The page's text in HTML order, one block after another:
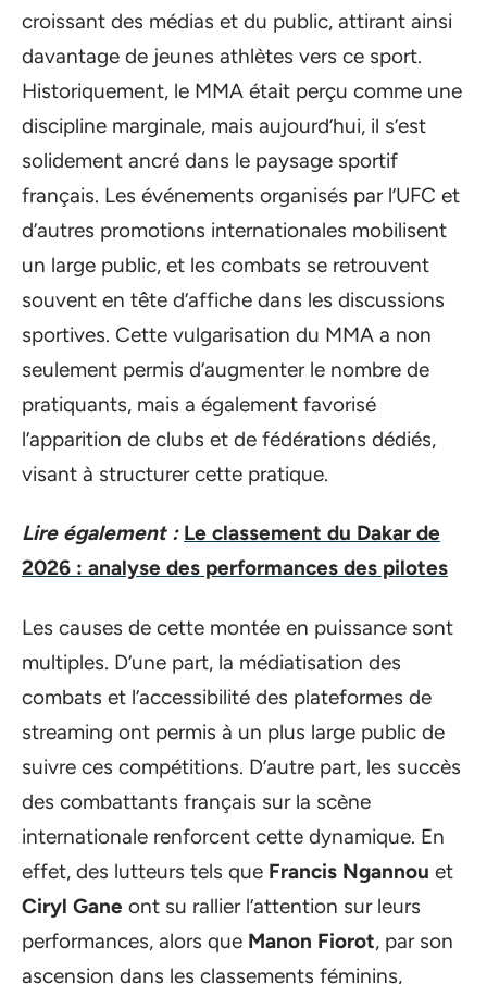
croissant des médias et du public, attirant ainsi
davantage de jeunes athlètes vers ce sport.
Historiquement, le MMA était perçu comme une
discipline marginale, mais aujourd’hui, il s’est
solidement ancré dans le paysage sportif
français. Les événements organisés par l’UFC et
d’autres promotions internationales mobilisent
un large public, et les combats se retrouvent
souvent en tête d’affiche dans les discussions
sportives. Cette vulgarisation du MMA a non
seulement permis d’augmenter le nombre de
pratiquants, mais a également favorisé
l’apparition de clubs et de fédérations dédiés,
visant à structurer cette pratique.
Lire également : Le classement du Dakar de
2026 : analyse des performances des pilotes
Les causes de cette montée en puissance sont
multiples. D’une part, la médiatisation des
combats et l’accessibilité des plateformes de
streaming ont permis à un plus large public de
suivre ces compétitions. D’autre part, les succès
des combattants français sur la scène
internationale renforcent cette dynamique. En
effet, des lutteurs tels que Francis Ngannou et
Ciryl Gane ont su rallier l’attention sur leurs
performances, alors que Manon Fiorot, par son
ascension dans les classements féminins,